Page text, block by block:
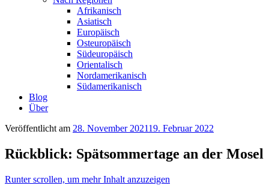
Afrikanisch
Asiatisch
Europäisch
Osteuropäisch
Südeuropäisch
Orientalisch
Nordamerikanisch
Südamerikanisch
Blog
Über
Veröffentlicht am 28. November 202119. Februar 2022
Rückblick: Spätsommertage an der Mosel
Runter scrollen, um mehr Inhalt anzuzeigen